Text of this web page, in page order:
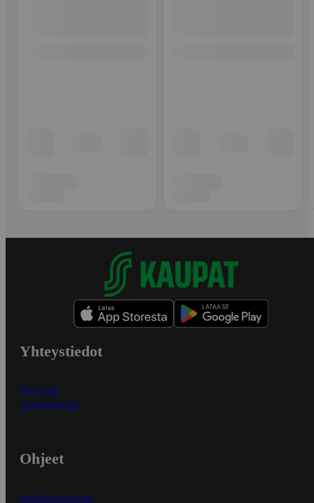
Yhteystiedot
Myymälät
Asiakaspalvelu
Ohjeet
Ensitilaajan ohjeet